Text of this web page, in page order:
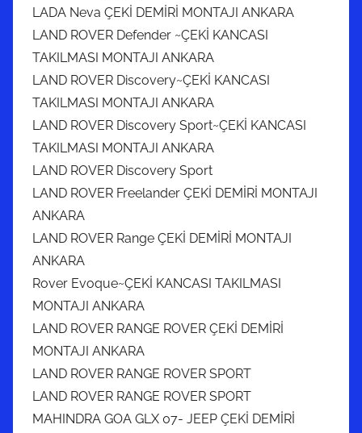
LADA Neva ÇEKİ DEMİRİ MONTAJI ANKARA
LAND ROVER Defender ~ÇEKİ KANCASI
TAKILMASI MONTAJI ANKARA
LAND ROVER Discovery~ÇEKİ KANCASI
TAKILMASI MONTAJI ANKARA
LAND ROVER Discovery Sport~ÇEKİ KANCASI
TAKILMASI MONTAJI ANKARA
LAND ROVER Discovery Sport
LAND ROVER Freelander ÇEKİ DEMİRİ MONTAJI
ANKARA
LAND ROVER Range ÇEKİ DEMİRİ MONTAJI
ANKARA
Rover Evoque~ÇEKİ KANCASI TAKILMASI
MONTAJI ANKARA
LAND ROVER RANGE ROVER ÇEKİ DEMİRİ
MONTAJI ANKARA
LAND ROVER RANGE ROVER SPORT
LAND ROVER RANGE ROVER SPORT
MAHINDRA GOA GLX 07- JEEP ÇEKİ DEMİRİ